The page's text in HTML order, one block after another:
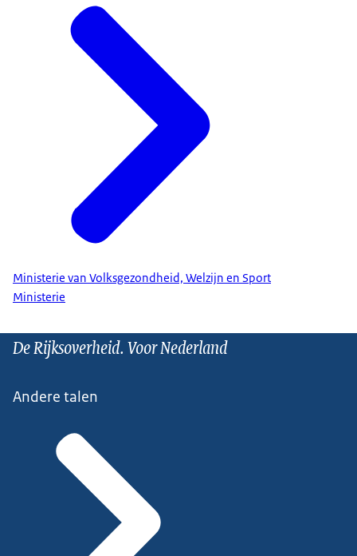
Ministerie van Volksgezondheid, Welzijn en Sport
Ministerie
De Rijksoverheid. Voor Nederland
Andere talen